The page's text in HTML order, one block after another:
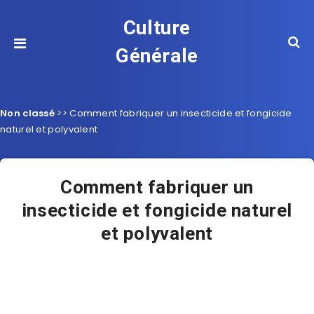
Culture
Générale
Non classé >>Comment fabriquer un insecticide et fongicide
naturel et polyvalent
Comment fabriquer un
insecticide et fongicide naturel
et polyvalent